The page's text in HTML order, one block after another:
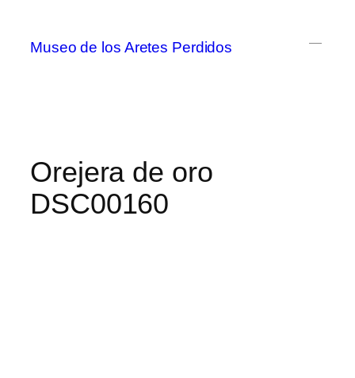
Museo de los Aretes Perdidos
Orejera de oro
DSC00160